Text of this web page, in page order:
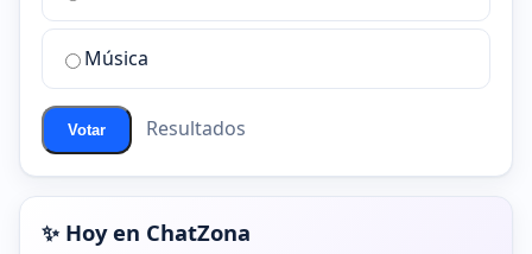
chat
ChatZona?
Música
Votar Resultados
✨ Hoy en ChatZona